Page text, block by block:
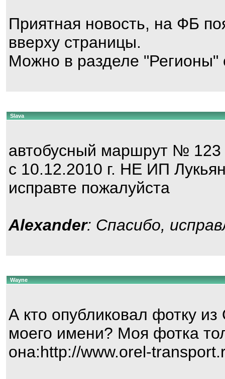
Приятная новость, на ФБ
вверху страницы.
Можно в разделе "Регионы"
Slava
автобусный маршрут № 123
с 10.12.2010 г. НЕ ИП
исправте пожалуйста
Alexander: Спасибо,
Wayne
А кто опубликовал фотку
моего имени? Моя фотка
она:http://www.orel-